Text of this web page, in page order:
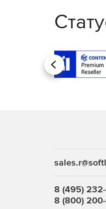
Назад
8 (495)
8 (800)